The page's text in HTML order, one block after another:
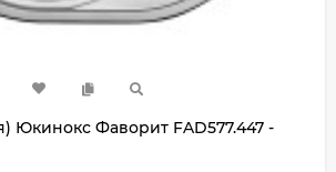
Юкинокс Фаворит FAD577.447 -